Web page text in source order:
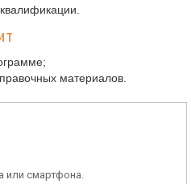
материалов.
или смартфона.